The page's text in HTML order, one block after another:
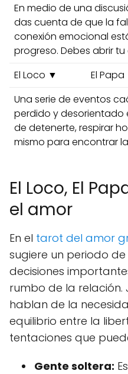
En medio de una
das cuenta de que la
conexión emocional
progreso. Debes abrir
El Loco ▼
El
Una serie de eventos
perdido y desorientado
de detenerte, respirar
mismo para encontrar
El Loco, El
el amor
En el tarot del amor
sugiere un periodo
decisiones
rumbo de la relación.
hablan de la
equilibrio entre la
tentaciones que
Gente soltera: